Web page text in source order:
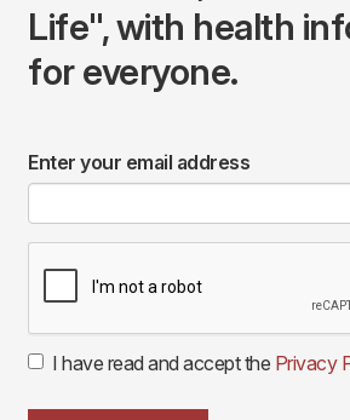
Life", with health
for everyone.
Enter your email address
I have read and accept the Privacy